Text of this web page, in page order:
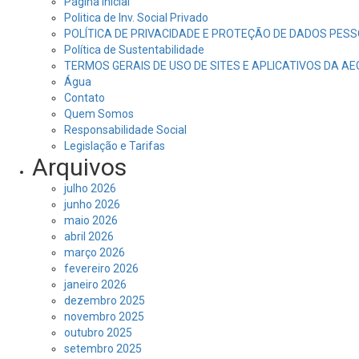
Politica de Inv. Social Privado
POLÍTICA DE PRIVACIDADE E PROTEÇÃO DE DADOS
Política de Sustentabilidade
TERMOS GERAIS DE USO DE SITES E APLICATIVOS DA
Água
Contato
Quem Somos
Responsabilidade Social
Legislação e Tarifas
Arquivos
julho 2026
junho 2026
maio 2026
abril 2026
março 2026
fevereiro 2026
janeiro 2026
dezembro 2025
novembro 2025
outubro 2025
setembro 2025